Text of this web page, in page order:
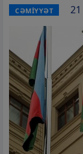
CƏMİYYƏT